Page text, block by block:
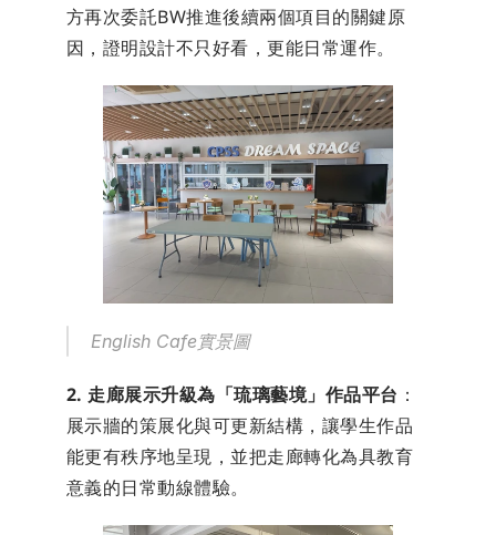
方再次委託BW推進後續兩個項目的關鍵原
因，證明設計不只好看，更能日常運作。
English Cafe實景圖
2. 走廊展示升級為「琉璃藝境」作品平台 ：
展示牆的策展化與可更新結構，讓學生作品
能更有秩序地呈現，並把走廊轉化為具教育
意義的日常動線體驗。